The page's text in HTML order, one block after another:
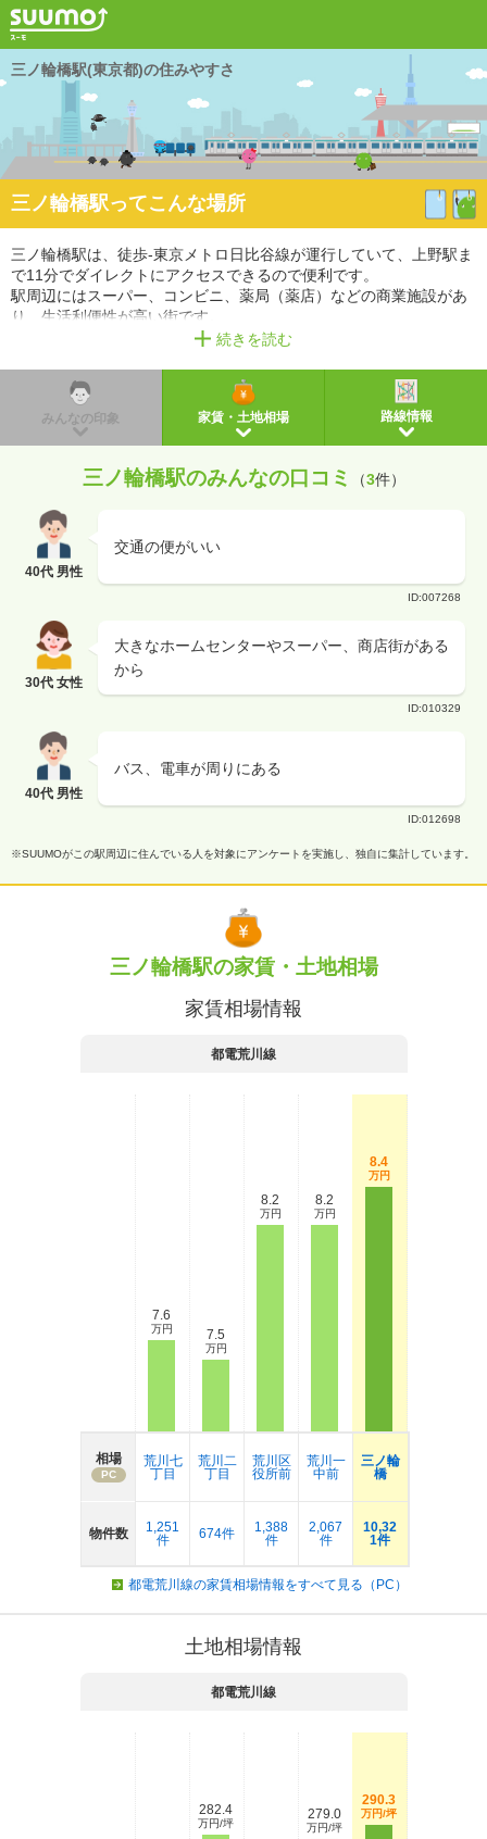
三ノ輪橋駅(東京都)の住みやすさ
三ノ輪橋駅ってこんな場所
三ノ輪橋駅は、徒歩-東京メトロ日比谷線が運行していて、上野駅ま
で11分でダイレクトにアクセスできるので便利です。
駅周辺にはスーパー、コンビニ、薬局（薬店）などの商業施設があ
り、生活利便性が高い街です。
また、幼稚園・保育園、小学校、中学校があるので、教育環境も充
※掲載しているアクセス情報は2021年3月時点のものです。
※経路情報、所要時間情報は平日・日中の標準的な所要時間での乗り換え経路を採用していま
続きを読む
みんなの印象 家賃・土地相場 路線情報
三ノ輪橋駅のみんなの口コミ （3件）
40代 男性
交通の便がいい
ID:007268
30代 女性
大きなホームセンターやスーパー、商店街がある
から
ID:010329
40代 男性
バス、電車が周りにある
ID:012698
※SUUMOがこの駅周辺に住んでいる人を対象にアンケートを実施し、独自に集計しています。
三ノ輪橋駅の家賃・土地相場
家賃相場情報
都電荒川線
相場
PC
物件数
7.6
万円
荒川七
丁目
1,251
件
7.5
万円
荒川二
丁目
674件
8.2
万円
荒川区
役所前
1,388
件
8.2
万円
荒川一
中前
2,067
件
8.4
万円
三ノ輪
橋
10,32
1件
都電荒川線の家賃相場情報をすべて見る（PC）
土地相場情報
都電荒川線
282.4
万円/坪
279.0
万円/坪
290.3
万円/坪